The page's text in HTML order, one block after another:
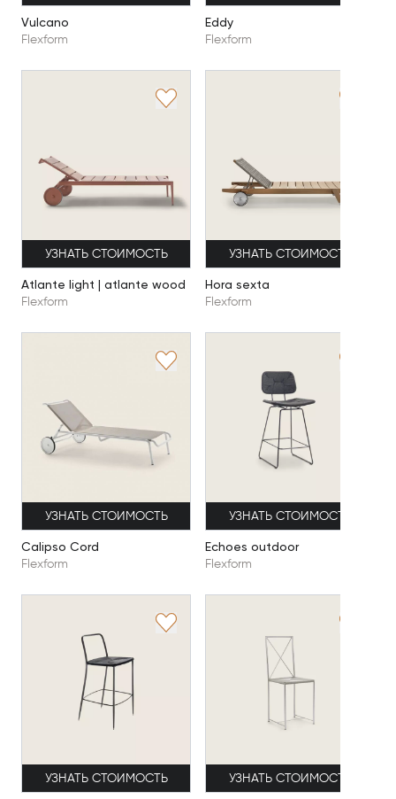
Vulcano
Flexform
Eddy
Flexform
УЗНАТЬ СТОИМОСТЬ
Atlante light | atlante wood
Flexform
УЗНАТЬ СТОИМОСТЬ
Hora sexta
Flexform
УЗНАТЬ СТОИМОСТЬ
Calipso Cord
Flexform
УЗНАТЬ СТОИМОСТЬ
Echoes outdoor
Flexform
УЗНАТЬ СТОИМОСТЬ УЗНАТЬ СТОИМОСТЬ